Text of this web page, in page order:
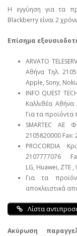
Η εγγύηση για τα
Blackberry είναι 2
Επίσημα
ARVATO
Αθήνα Τηλ.
Apple, Sony,
INFO QUEST
Καλλιθέα Αθήνα
Για τα προϊόντα
SMARTEC ΑΕ
2105820000 Fax:
PROCORDIA
2107777076
LG, Huawei, ΖΤΕ ,
Για τα
αποκλειστικά
Λίστα
Ακύρωση